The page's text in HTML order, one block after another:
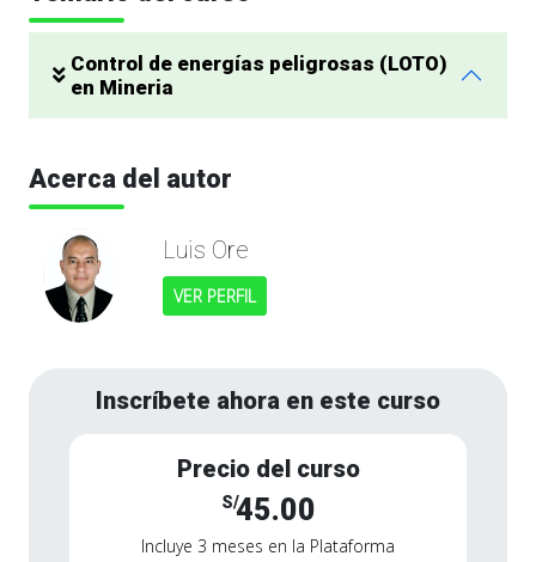
Control de energías peligrosas (LOTO)
en Mineria
Acerca del autor
Luis Ore
VER PERFIL
Inscríbete ahora en este curso
Precio del curso
S/
45.00
Incluye 3 meses en la Plataforma